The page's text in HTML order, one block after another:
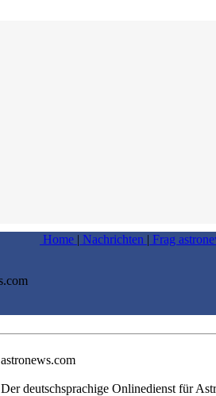
Home | Nachrichten | Frag
astronews.com
Der deutschsprachige Onlinedienst für